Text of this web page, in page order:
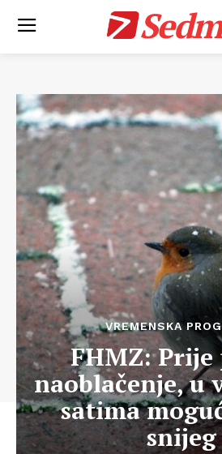
VREMENSKA
FHMZ: Prije
naoblačenje, u
satima
snijeg